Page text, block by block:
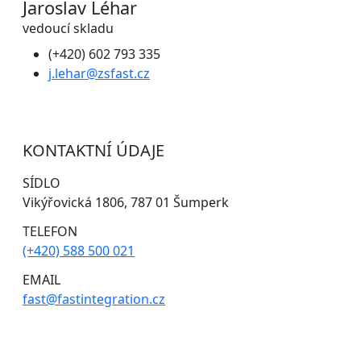
Jaroslav Léhar
vedoucí skladu
(+420) 602 793 335
j.lehar@zsfast.cz
KONTAKTNÍ ÚDAJE
SÍDLO
Vikýřovická 1806, 787 01 Šumperk
TELEFON
(+420) 588 500 021
EMAIL
fast@fastintegration.cz